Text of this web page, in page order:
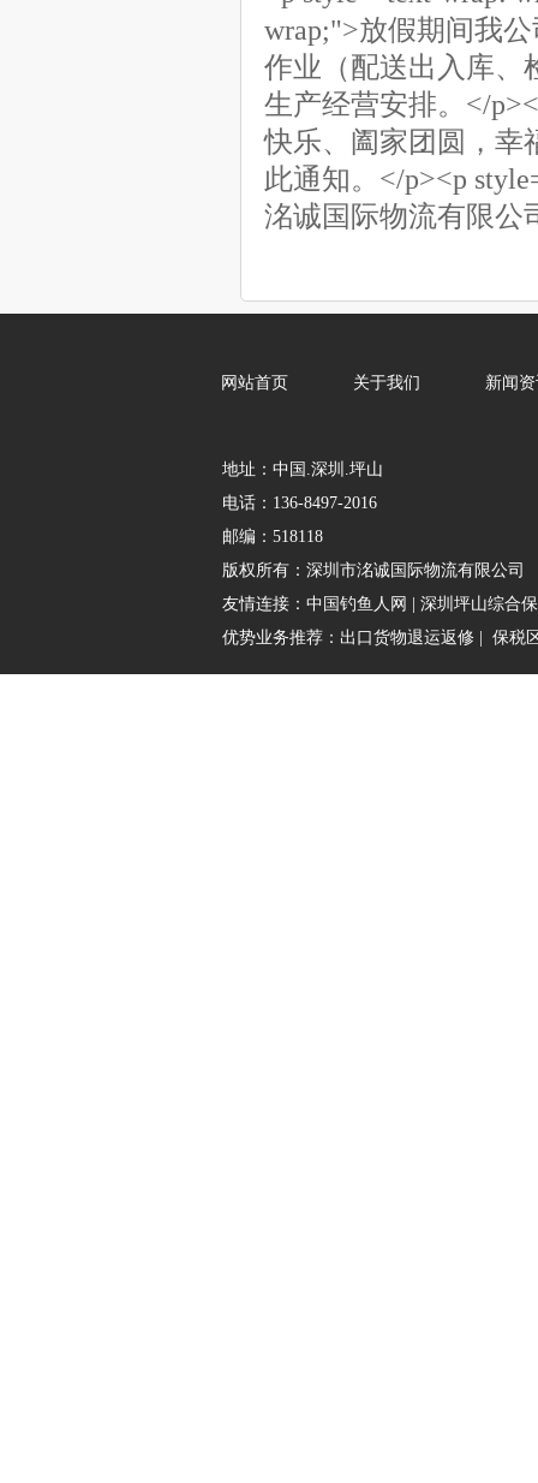
wrap;">放假期间我
作业（配送出入库、
生产经营安排。</
快乐、阖家团圆，幸
此通知。</p><p
洺诚国际物流有限公
网站首页 关于我们 新闻
地址：中国.深圳.坪山
电话：136-8497-2016
邮编：518118
版权所有： 深圳市洺诚国际物流有限公司
友情连接： 中国钓鱼人网
深圳坪山综合
优势业务推荐： 出口货物退运返修| 保税